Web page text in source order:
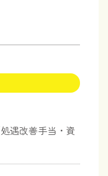
遇改善手当・資